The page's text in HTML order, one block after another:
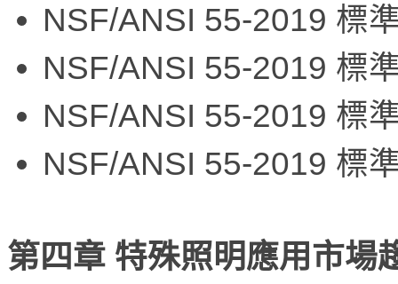
NSF/ANSI 55-2019 標
NSF/ANSI 55-2019 標
NSF/ANSI 55-2019 標
NSF/ANSI 55-2019 標
第四章 特殊照明應用市場